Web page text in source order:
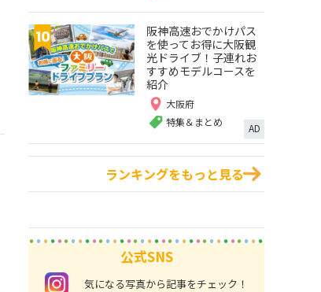
阪神高速おでかけパス
を使ってお得に大阪観
光ドライブ！子連れお
すすめモデルコースを
紹介
大阪府
特集＆まとめ
AD
ランキングをもっと見る
公式SNS
instagram 気になる写真から記事をチェック！